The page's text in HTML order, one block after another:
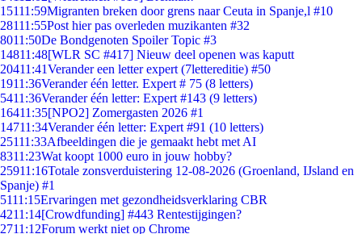
15111:59Migranten breken door grens naar Ceuta in Spanje,l #10
28111:55Post hier pas overleden muzikanten #32
8011:50De Bondgenoten Spoiler Topic #3
14811:48[WLR SC #417] Nieuw deel openen was kaputt
20411:41Verander een letter expert (7lettereditie) #50
1911:36Verander één letter. Expert # 75 (8 letters)
5411:36Verander één letter: Expert #143 (9 letters)
16411:35[NPO2] Zomergasten 2026 #1
14711:34Verander één letter: Expert #91 (10 letters)
25111:33Afbeeldingen die je gemaakt hebt met AI
8311:23Wat koopt 1000 euro in jouw hobby?
25911:16Totale zonsverduistering 12-08-2026 (Groenland, IJsland en
Spanje) #1
5111:15Ervaringen met gezondheidsverklaring CBR
4211:14[Crowdfunding] #443 Rentestijgingen?
2711:12Forum werkt niet op Chrome